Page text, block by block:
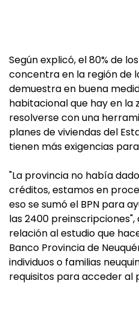
Según explicó, el 80% de
concentra en la región de
demuestra en buena
habitacional que hay en la
resolverse con una
planes de viviendas del
tienen más exigencias
"La provincia no había
créditos, estamos en
eso se sumó el BPN para
las 2400
relación al estudio que
Banco Provincia de
individuos o familias
requisitos para acceder al